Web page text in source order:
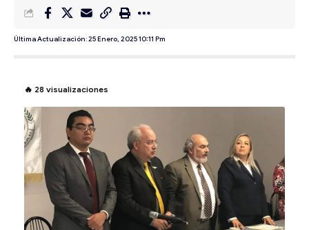
Última Actualización: 25 Enero, 2025 10:11 Pm
🔥 28 visualizaciones